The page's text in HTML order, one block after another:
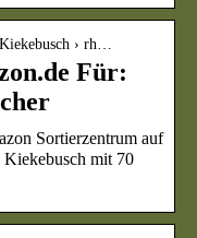
› rh…
Für:
Sortierzentrum auf
mit 70